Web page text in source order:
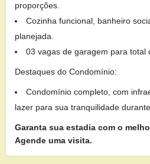
proporções.
Cozinha funcional, banheiro
planejada.
03 vagas de garagem para total
Destaques do Condomínio:
Condomínio completo, com
lazer para sua tranquilidade
Garanta sua estadia com o
Agende uma visita.